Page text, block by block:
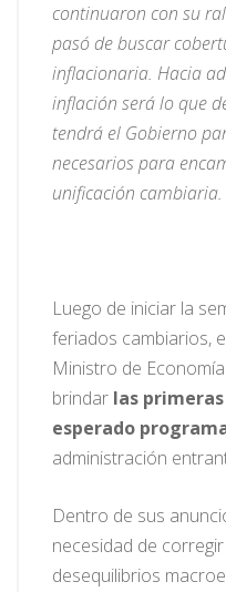
continuaron con su
pasó de buscar
inflacionaria. Hacia
inflación será lo que
tendrá el Gobierno
necesarios para
unificación cambiaria.
Luego de iniciar la
feriados cambiarios,
Ministro de
brindar las
esperado
administración
Dentro de sus
necesidad de
desequilibrios